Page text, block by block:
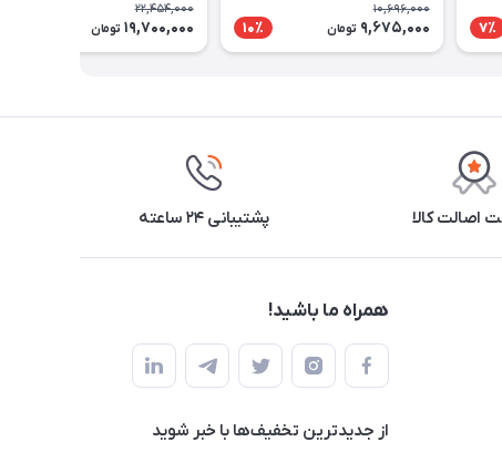
7٪
10,696,000
9,675,000 تومان 10٪
22,454,000
19,700,000 تومان
اصالت کالا پشتیبانی ۲۴ ساعته
همراه ما باشید!
از جدید‌ترین تخفیف‌ها با‌ خبر شوید